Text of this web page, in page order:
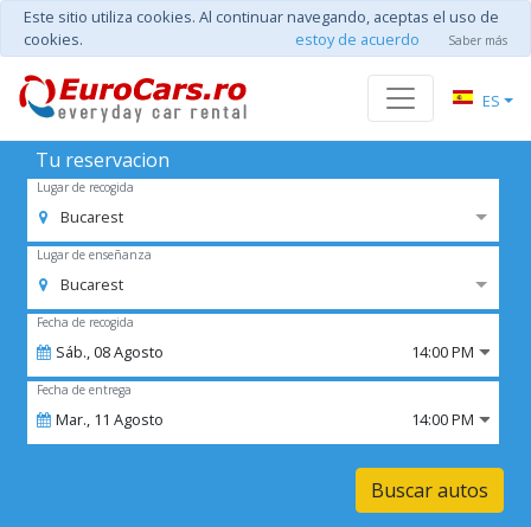
Este sitio utiliza cookies. Al continuar navegando, aceptas el uso de
cookies.
estoy de acuerdo Saber más
ES
Tu reservacion
Lugar de recogida
Bucarest
Lugar de enseñanza
Bucarest
Fecha de recogida
Sáb.,08Agosto 14:00 PM
Fecha de entrega
Mar., 11 Agosto 14:00 PM
Buscar autos